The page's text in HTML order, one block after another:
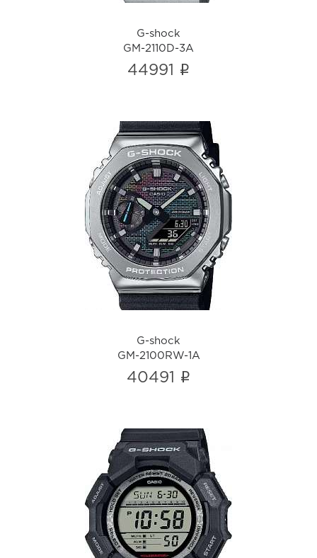
G-shock
GM-2110D-3A
44991 i
G-shock
GM-2100RW-1A
i
G-shock
GM-2100RW-1A
40491 i
G-shock
GD-010-1
i